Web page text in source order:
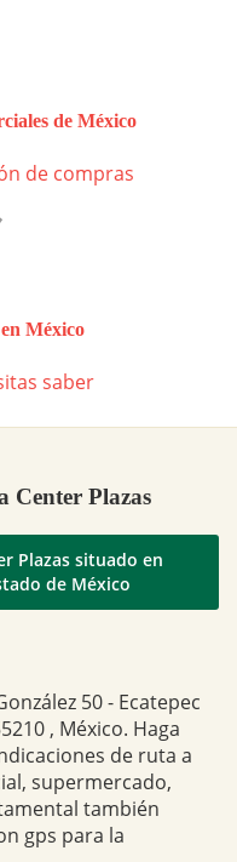
de México
de compras
México
saber
Center Plazas
Plazas situado en
de México
50 - Ecatepec
, México. Haga
de ruta a
supermercado,
también
gps para la